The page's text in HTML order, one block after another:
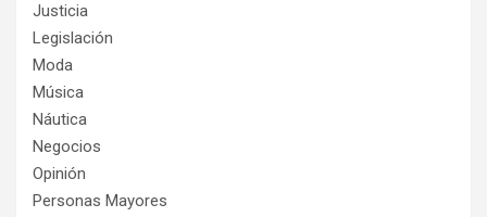
Justicia
Legislación
Moda
Música
Náutica
Negocios
Opinión
Personas Mayores